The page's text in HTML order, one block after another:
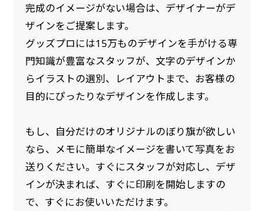
完成のイメージがない場合は、デザイナーがデ
ザインをご提案します。
グッズプロには15万ものデザインを手がける専
門知識が豊富なスタッフが、文字のデザインか
らイラストの選別、レイアウトまで、お客様の
目的にぴったりなデザインを作成します。
もし、自分だけのオリジナルのぼり旗が欲しい
なら、メモに簡単なイメージを書いて写真をお
送りください。すぐにスタッフが対応し、デザ
インが決まれば、すぐに印刷を開始しますの
で、すぐにお使いいただけます。